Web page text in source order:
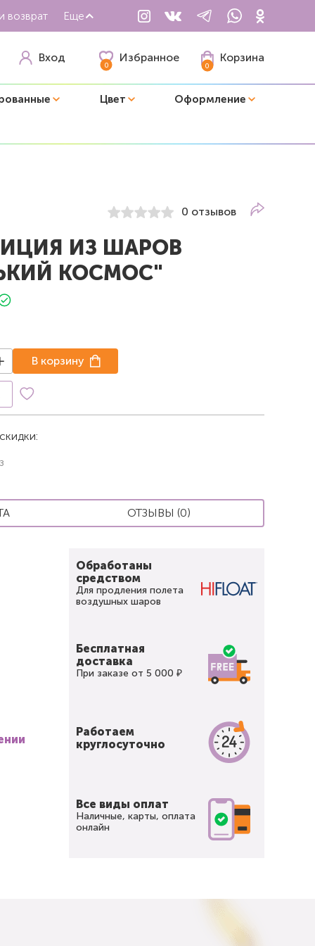
возврат Еще
Вход
0
Избранное
0
Корзина
Цвет Оформление
0 отзывов
ИЗ ШАРОВ
КОСМОС"
В корзину
ОТЗЫВЫ (0)
Обработаны
средством
Для продления полета
воздушных шаров
Бесплатная
доставка
При заказе от 5 000 ₽
Работаем
круглосуточно
Все виды оплат
Наличные, карты, оплата
онлайн